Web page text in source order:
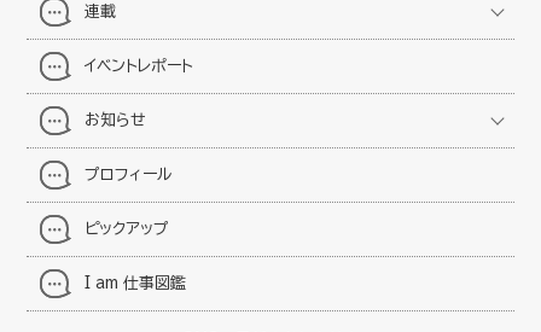
連載
イベントレポート
お知らせ
プロフィール
ピックアップ
I am 仕事図鑑